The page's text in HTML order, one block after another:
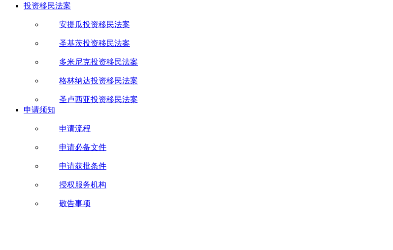
投资移民法案
安提瓜投资移民法案
圣基茨投资移民法案
多米尼克投资移民法案
格林纳达投资移民法案
圣卢西亚投资移民法案
申请须知
申请流程
申请必备文件
申请获批条件
授权服务机构
敬告事项